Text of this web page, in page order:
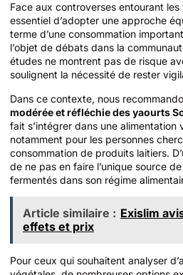
Face aux controverses entourant les
essentiel d’adopter une approche
terme d’une consommation
l’objet de débats dans la
études ne montrent pas de risque
soulignent la nécessité de rester
Dans ce contexte, nous
modérée et réfléchie des yaourts
fait s’intégrer dans une alimentation
notamment pour les personnes
consommation de produits laitiers.
de ne pas en faire l’unique source
fermentés dans son régime
Article similaire : Exislim
effets et prix
Pour ceux qui souhaitent analyser